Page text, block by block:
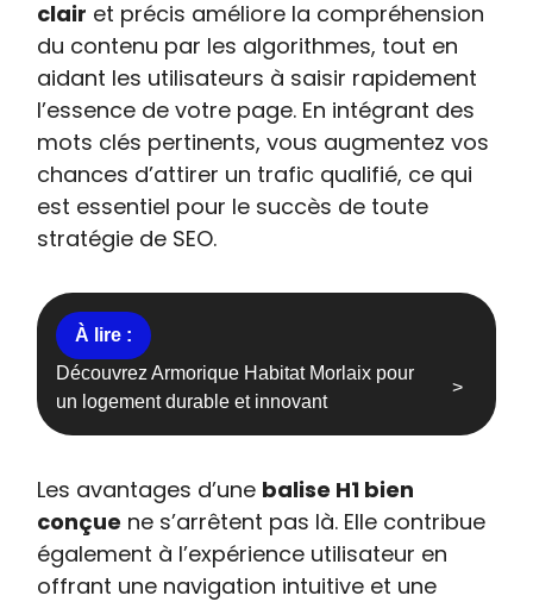
clair et précis améliore la compréhension
du contenu par les algorithmes, tout en
aidant les utilisateurs à saisir rapidement
l’essence de votre page. En intégrant des
mots clés pertinents, vous augmentez vos
chances d’attirer un trafic qualifié, ce qui
est essentiel pour le succès de toute
stratégie de SEO.
Découvrez Armorique Habitat Morlaix pour
un logement durable et innovant
Les avantages d’une balise H1 bien
conçue ne s’arrêtent pas là. Elle contribue
également à l’expérience utilisateur en
offrant une navigation intuitive et une